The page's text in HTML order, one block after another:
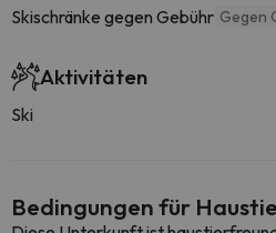
Skischränke gegen Gebühr Gegen
Aktivitäten
Ski
Bedingungen für